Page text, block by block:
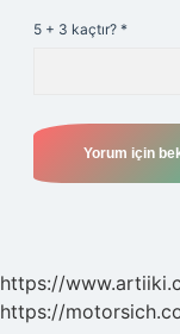
5 + 3 kaçtır? *
https://
https://